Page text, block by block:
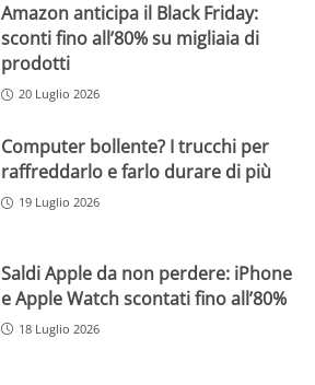
Amazon anticipa il Black Friday:
sconti fino all’80% su migliaia di
prodotti
20 Luglio 2026
Computer bollente? I trucchi per
raffreddarlo e farlo durare di più
19 Luglio 2026
Saldi Apple da non perdere: iPhone
e Apple Watch scontati fino all’80%
18 Luglio 2026